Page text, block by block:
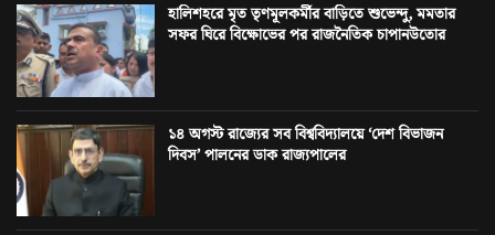
হালিশহরে মৃত তৃণমূলকর্মীর বাড়িতে শুভেন্দু, মমতার
সফর ঘিরে বিক্ষোভের পর রাজনৈতিক চাপানউতোর
১৪ অগস্ট রাজ্যের সব বিশ্ববিদ্যালয়ে ‘দেশ বিভাজন
দিবস’ পালনের ডাক রাজ্যপালের